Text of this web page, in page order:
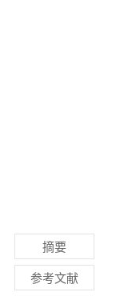
摘要
参考文献